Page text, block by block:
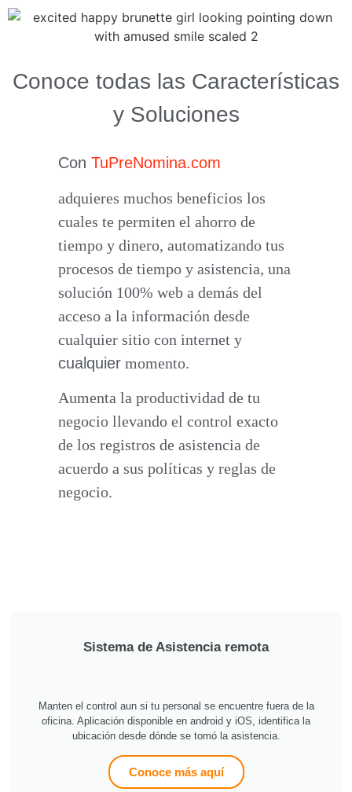
Conoce todas las Características
y Soluciones
ConTuPreNomina.com
adquieresmuchos beneficios los
cualeste permiten el ahorro de
tiempo y dinero, automatizando tus
procesos de tiempo y asistencia, una
solución 100% web a demás del
acceso a la información desde
cualquier sitio con internet y
cualquier momento.
Aumenta la productividad de tu
negocio llevando el control exacto
de los registros de asistencia de
acuerdo a sus políticas y reglas de
negocio.
Sistema de Asistencia remota
Manten el control aun si tu personal se encuentre fuera de la
oficina. Aplicación disponible en android y iOS, identifica la
ubicación desde dónde se tomó la asistencia.
Conoce más aquí